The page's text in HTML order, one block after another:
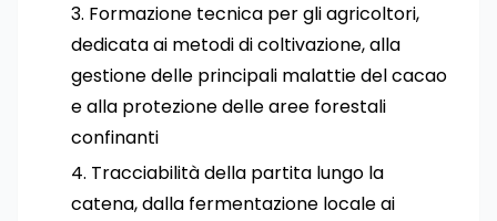
Formazione tecnica per gli agricoltori,
dedicata ai metodi di coltivazione, alla
gestione delle principali malattie del cacao
e alla protezione delle aree forestali
confinanti
Tracciabilità della partita lungo la
catena, dalla fermentazione locale ai